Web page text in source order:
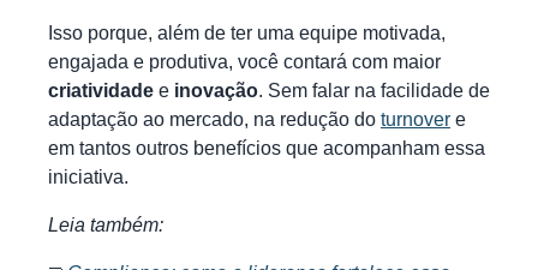
Isso porque, além de ter uma equipe motivada,
engajada e produtiva, você contará com maior
criatividade e inovação. Sem falar na facilidade de
adaptação ao mercado, na redução do turnover e
em tantos outros benefícios que acompanham essa
iniciativa.
Leia também: